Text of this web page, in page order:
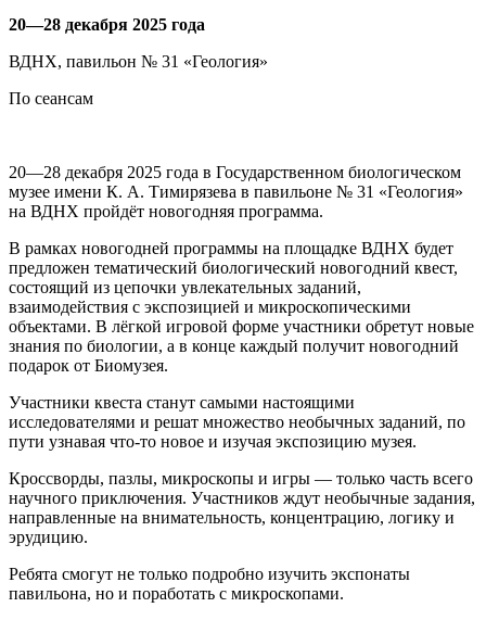
20—28 декабря 2025 года
ВДНХ, павильон № 31 «Геология»
По сеансам
20—28 декабря 2025 года в Государственном биологическом
музее имени К. А. Тимирязева в павильоне № 31 «Геология»
на ВДНХ пройдёт новогодняя программа.
В рамках новогодней программы на площадке ВДНХ будет
предложен тематический биологический новогодний квест,
состоящий из цепочки увлекательных заданий,
взаимодействия с экспозицией и микроскопическими
объектами. В лёгкой игровой форме участники обретут новые
знания по биологии, а в конце каждый получит новогодний
подарок от Биомузея.
Участники квеста станут самыми настоящими
исследователями и решат множество необычных заданий, по
пути узнавая что-то новое и изучая экспозицию музея.
Кроссворды, пазлы, микроскопы и игры — только часть всего
научного приключения. Участников ждут необычные задания,
направленные на внимательность, концентрацию, логику и
эрудицию.
Ребята смогут не только подробно изучить экспонаты
павильона, но и поработать с микроскопами.